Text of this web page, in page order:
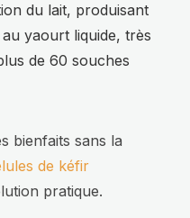
du lait, produisant
yaourt liquide, très
de 60 souches
bienfaits sans la
de kéfir
pratique.